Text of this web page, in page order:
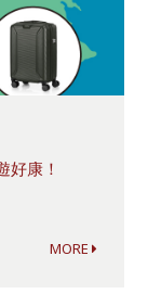
康！
MORE